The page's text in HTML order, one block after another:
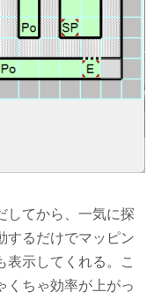
してから、一気に探
するだけでマッピン
表示してくれる。こ
くちゃ効率が上がっ